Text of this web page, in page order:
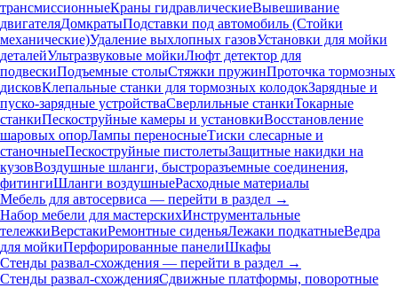
трансмиссионныеКраны гидравлическиеВывешивание
двигателяДомкратыПодставки под автомобиль (Стойки
механические)Удаление выхлопных газовУстановки для мойки
деталейУльтразвуковые мойкиЛюфт детектор для
подвескиПодъемные столыСтяжки пружинПроточка тормозных
дисковКлепальные станки для тормозных колодокЗарядные и
пуско-зарядные устройстваСверлильные станкиТокарные
станкиПескоструйные камеры и установкиВосстановление
шаровых опорЛампы переносныеТиски слесарные и
станочныеПескоструйные пистолетыЗащитные накидки на
кузовВоздушные шланги, быстроразъемные соединения,
фитингиШланги воздушныеРасходные материалы
Мебель для автосервиса — перейти в раздел →
Набор мебели для мастерскихИнструментальные
тележкиВерстакиРемонтные сиденьяЛежаки подкатныеВедра
для мойкиПерфорированные панелиШкафы
Стенды развал-схождения — перейти в раздел →
Стенды развал-схожденияСдвижные платформы, поворотные